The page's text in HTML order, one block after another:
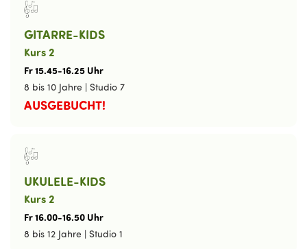
GITARRE-KIDS
Kurs 2
Fr15.45-16.25 Uhr
8 bis 10 Jahre | Studio 7
AUSGEBUCHT!
UKULELE-KIDS
Kurs 2
Fr16.00-16.50 Uhr
8 bis 12 Jahre | Studio 1